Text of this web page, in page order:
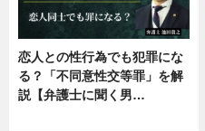
恋人との性行為でも犯罪にな
る？「不同意性交等罪」を解
説【弁護士に聞く男…